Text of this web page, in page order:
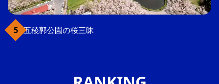
五稜郭公園の桜三昧